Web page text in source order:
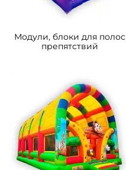
Модули, блоки для полос
препятствий